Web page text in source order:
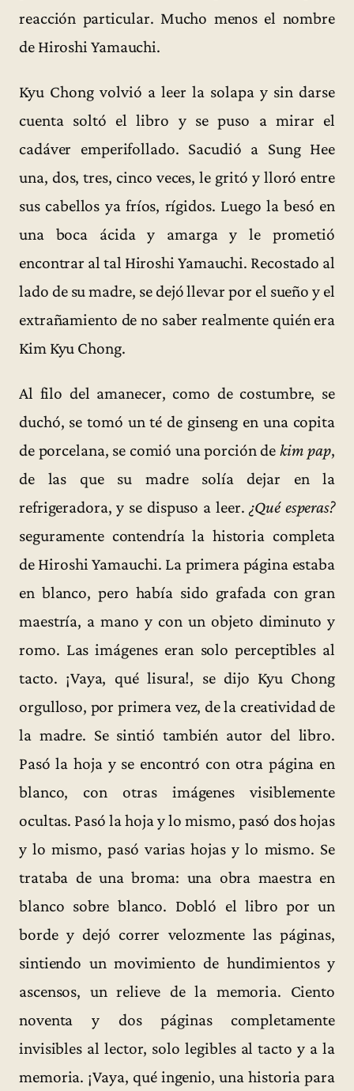
reacción particular. Mucho menos el nombre
de Hiroshi Yamauchi.
Kyu Chong volvió a leer la solapa y sin darse
cuenta soltó el libro y se puso a mirar el
cadáver emperifollado. Sacudió a Sung Hee
una, dos, tres, cinco veces, le gritó y lloró entre
sus cabellos ya fríos, rígidos. Luego la besó en
una boca ácida y amarga y le prometió
encontrar al tal Hiroshi Yamauchi. Recostado al
lado de su madre, se dejó llevar por el sueño y el
extrañamiento de no saber realmente quién era
Kim Kyu Chong.
Al filo del amanecer, como de costumbre, se
duchó, se tomó un té de ginseng en una copita
de porcelana, se comió una porción de kim pap,
de las que su madre solía dejar en la
refrigeradora, y se dispuso a leer.¿Qué esperas?
seguramente contendría la historia completa
de Hiroshi Yamauchi. La primera página estaba
en blanco, pero había sido grafada con gran
maestría, a mano y con un objeto diminuto y
romo. Las imágenes eran solo perceptibles al
tacto. ¡Vaya, qué lisura!, se dijo Kyu Chong
orgulloso, por primera vez, de la creatividad de
la madre. Se sintió también autor del libro.
Pasó la hoja y se encontró con otra página en
blanco, con otras imágenes visiblemente
ocultas. Pasó la hoja y lo mismo, pasó dos hojas
y lo mismo, pasó varias hojas y lo mismo. Se
trataba de una broma: una obra maestra en
blanco sobre blanco. Dobló el libro por un
borde y dejó correr velozmente las páginas,
sintiendo un movimiento de hundimientos y
ascensos, un relieve de la memoria. Ciento
noventa y dos páginas completamente
invisibles al lector, solo legibles al tacto y a la
memoria. ¡Vaya, qué ingenio, una historia para